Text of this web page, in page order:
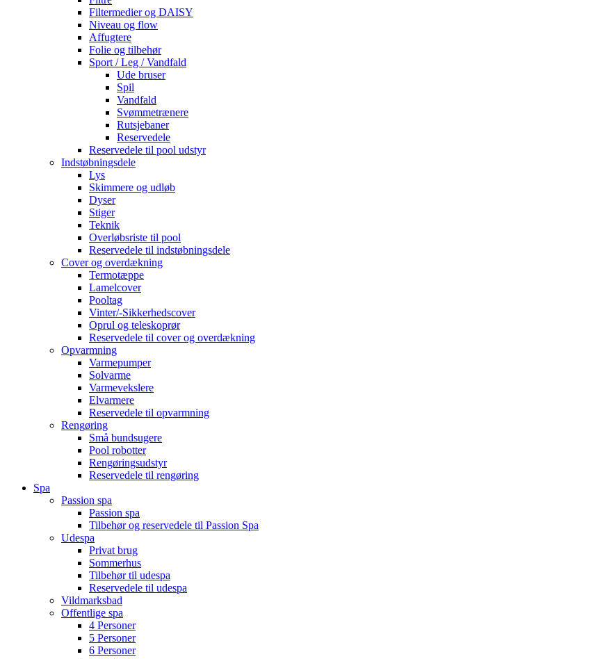
Filtermedier og DAISY
Niveau og flow
Affugtere
Folie og tilbehør
Sport / Leg / Vandfald
Ude bruser
Spil
Vandfald
Svømmetrænere
Rutsjebaner
Reservedele
Reservedele til pool udstyr
Indstøbningsdele
Lys
Skimmere og udløb
Dyser
Stiger
Teknik
Overløbsriste til pool
Reservedele til indstøbningsdele
Cover og overdækning
Termotæppe
Lamelcover
Pooltag
Vinter/-Sikkerhedscover
Oprul og teleskoprør
Reservedele til cover og overdækning
Opvarmning
Varmepumper
Solvarme
Varmevekslere
Elvarmere
Reservedele til opvarmning
Rengøring
Små bundsugere
Pool robotter
Rengøringsudstyr
Reservedele til rengøring
Spa
Passion spa
Passion spa
Tilbehør og reservedele til Passion Spa
Udespa
Privat brug
Sommerhus
Tilbehør til udespa
Reservedele til udespa
Vildmarksbad
Offentlige spa
4 Personer
5 Personer
6 Personer